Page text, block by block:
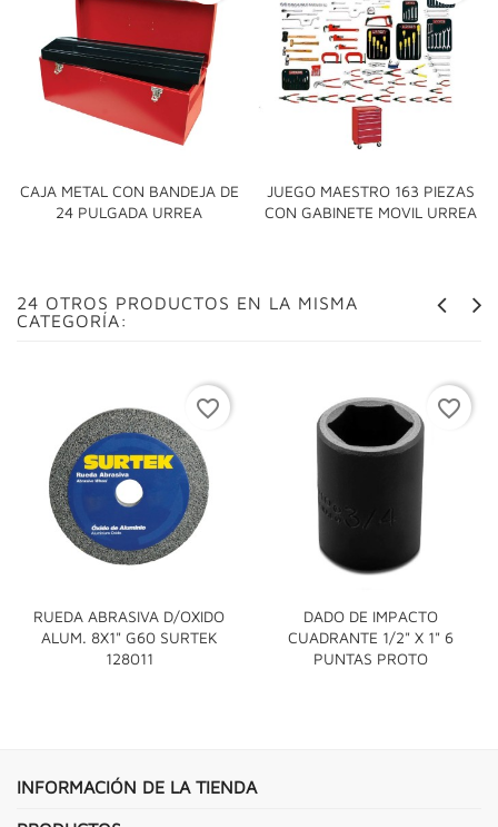
CAJA METAL CON BANDEJA DE
24 PULGADA URREA
JUEGO MAESTRO 163 PIEZAS
CON GABINETE MOVIL URREA
24 OTROS PRODUCTOS EN LA MISMA
CATEGORÍA:
RUEDA ABRASIVA D/OXIDO
ALUM. 8X1" G60 SURTEK
128011
favorite_border
DADO DE IMPACTO
CUADRANTE 1/2" X 1" 6
PUNTAS PROTO
favorite_border
INFORMACIÓN DE LA TIENDA